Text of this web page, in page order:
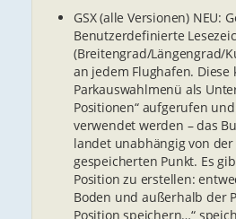
GSX (alle Versionen) NEU:
Benutzerdefinierte
(Breitengrad/Längengrad/
an jedem Flughafen. Diese
Parkauswahlmenü als
Positionen“ aufgerufen
verwendet werden – das
landet unabhängig von
gespeicherten Punkt. Es
Position zu erstellen:
Boden und außerhalb der
Position speichern…“